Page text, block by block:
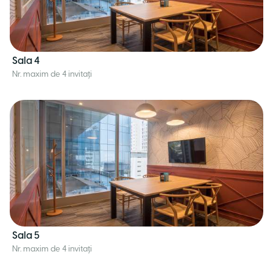
Sala 4
Nr. maxim de 4 invitați
Sala 5
Nr. maxim de 4 invitați